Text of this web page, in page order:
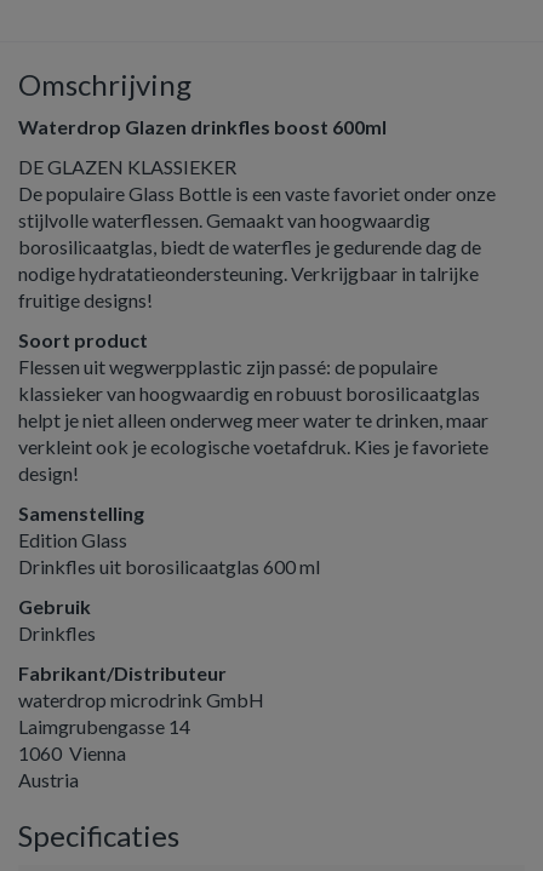
Omschrijving
Waterdrop Glazen drinkfles boost 600ml
DE GLAZEN KLASSIEKER
De populaire Glass Bottle is een vaste favoriet onder onze
stijlvolle waterflessen. Gemaakt van hoogwaardig
borosilicaatglas, biedt de waterfles je gedurende dag de
nodige hydratatieondersteuning. Verkrijgbaar in talrijke
fruitige designs!
Soort product
Flessen uit wegwerpplastic zijn passé: de populaire
klassieker van hoogwaardig en robuust borosilicaatglas
helpt je niet alleen onderweg meer water te drinken, maar
verkleint ook je ecologische voetafdruk. Kies je favoriete
design!
Samenstelling
Edition Glass
Drinkfles uit borosilicaatglas 600 ml
Gebruik
Drinkfles
Fabrikant/Distributeur
waterdrop microdrink GmbH
Laimgrubengasse 14
1060 Vienna
Austria
Specificaties